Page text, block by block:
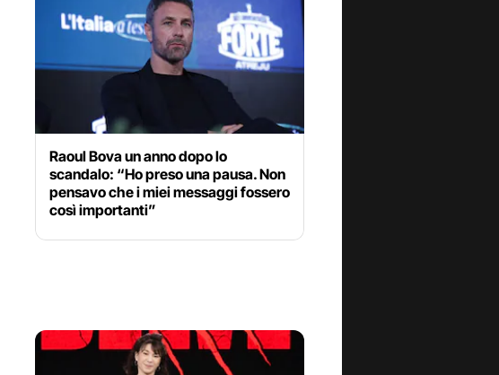
Raoul Bova un anno dopo lo
scandalo: “Ho preso una pausa. Non
pensavo che i miei messaggi fossero
così importanti”